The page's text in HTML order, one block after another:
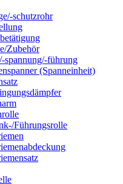
schutzrohr
Zubehör
spannung/-führung
(Spanneinheit)
Führungsrolle